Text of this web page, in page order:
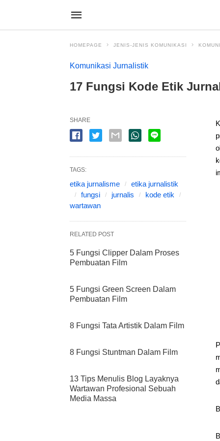
HOMEPAGE JENIS-JENIS KOMUNIKASI
Komunikasi Jurnalistik
17 Fungsi Kode Etik
SHARE
TAGS:
etika jurnalisme
etika jurnalistik
fungsi
jurnalis
kode etik
wartawan
RELATED POST
5 Fungsi Clipper Dalam Proses
Pembuatan Film
5 Fungsi Green Screen Dalam
Pembuatan Film
8 Fungsi Tata Artistik Dalam Film
8 Fungsi Stuntman Dalam Film
13 Tips Menulis Blog Layaknya
Wartawan Profesional Sebuah
Media Massa